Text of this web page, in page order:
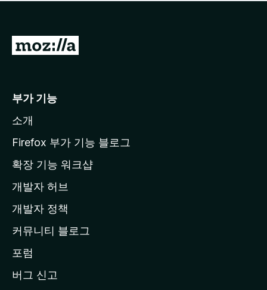
점
습
니
M
l
a
페
이
지
이
동
부가 기능
소개
Firefox 부가 기능 블로그
확장 기능 워크샵
개발자 허브
개발자 정책
커뮤니티 블로그
포럼
버그 신고